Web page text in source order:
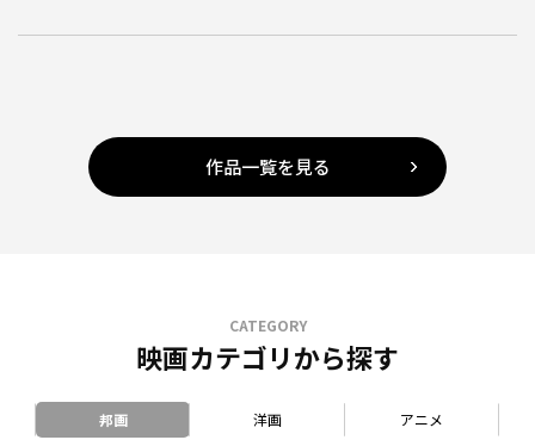
作品一覧を見る
CATEGORY
映画カテゴリから探す
邦画 洋画 アニメ